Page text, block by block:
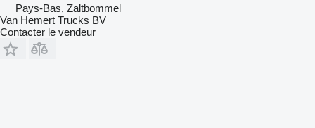
Pays-Bas, Zaltbommel
Van Hemert Trucks BV
Contacter le vendeur